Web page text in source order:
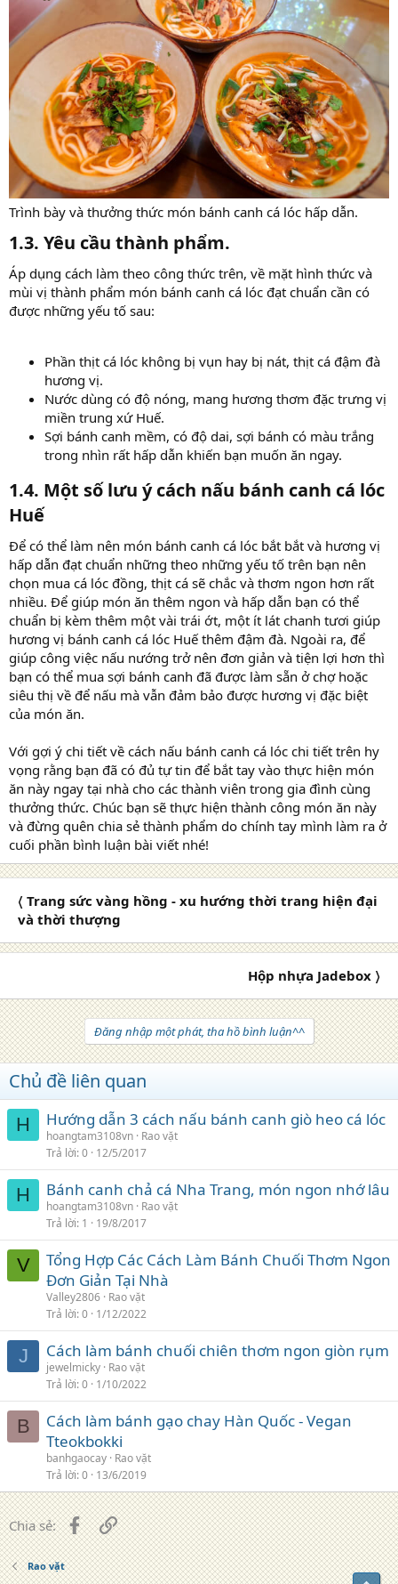
Trình bày và thưởng thức món bánh canh cá lóc hấp dẫn.
1.3. Yêu cầu thành phẩm.​
Áp dụng cách làm theo công thức trên, về mặt hình thức và
mùi vị thành phẩm món bánh canh cá lóc đạt chuẩn cần có
được những yếu tố sau:
Phần thịt cá lóc không bị vụn hay bị nát, thịt cá đậm đà
hương vị.
Nước dùng có độ nóng, mang hương thơm đặc trưng vị
miền trung xứ Huế.
Sợi bánh canh mềm, có độ dai, sợi bánh có màu trắng
trong nhìn rất hấp dẫn khiến bạn muốn ăn ngay.
1.4. Một số lưu ý cách nấu bánh canh cá lóc
Huế​
Để có thể làm nên món bánh canh cá lóc bắt bắt và hương vị
hấp dẫn đạt chuẩn những theo những yếu tố trên bạn nên
chọn mua cá lóc đồng, thịt cá sẽ chắc và thơm ngon hơn rất
nhiều. Để giúp món ăn thêm ngon và hấp dẫn bạn có thể
chuẩn bị kèm thêm một vài trái ớt, một ít lát chanh tươi giúp
hương vị bánh canh cá lóc Huế thêm đậm đà. Ngoài ra, để
giúp công việc nấu nướng trở nên đơn giản và tiện lợi hơn thì
bạn có thể mua sợi bánh canh đã được làm sẵn ở chợ hoặc
siêu thị về để nấu mà vẫn đảm bảo được hương vị đặc biệt
của món ăn.
Với gợi ý chi tiết về cách nấu bánh canh cá lóc chi tiết trên hy
vọng rằng bạn đã có đủ tự tin để bắt tay vào thực hiện món
ăn này ngay tại nhà cho các thành viên trong gia đình cùng
thưởng thức. Chúc bạn sẽ thực hiện thành công món ăn này
và đừng quên chia sẻ thành phẩm do chính tay mình làm ra ở
cuối phần bình luận bài viết nhé!
〈 Trang sức vàng hồng - xu hướng thời trang hiện đại
và thời thượng
Hộp nhựa Jadebox 〉
Đăng nhập một phát, tha hồ bình luận^^
Chủ đề liên quan
H Hướng dẫn 3 cách nấu bánh canh giò heo cá lóc
hoangtam3108vn Rao vặt
Trả lời 0 12/5/2017
H Bánh canh chả cá Nha Trang, món ngon nhớ lâu
hoangtam3108vn Rao vặt
Trả lời 1 19/8/2017
V
Tổng Hợp Các Cách Làm Bánh Chuối Thơm Ngon
Đơn Giản Tại Nhà
Valley2806 Rao vặt
Trả lời 0 1/12/2022
J Cách làm bánh chuối chiên thơm ngon giòn rụm
jewelmicky Rao vặt
Trả lời 0 1/10/2022
B
Cách làm bánh gạo chay Hàn Quốc - Vegan
Tteokbokki
banhgaocay Rao vặt
Trả lời 0 13/6/2019
Chia sẻ: FacebookLiên kết
Rao vặt